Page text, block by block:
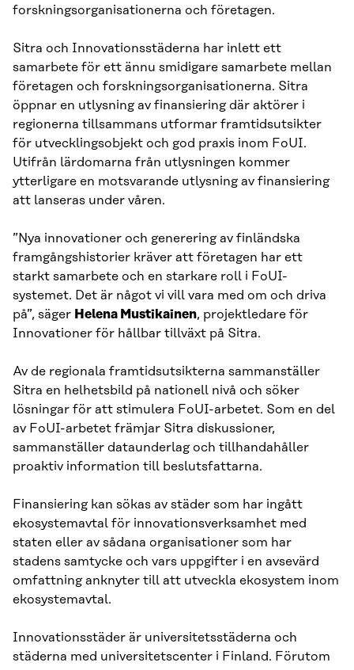
forskningsorganisationerna och företagen.
Sitra och Innovationsstäderna har inlett ett
samarbete för ett ännu smidigare samarbete mellan
företagen och forskningsorganisationerna. Sitra
öppnar en utlysning av finansiering där aktörer i
regionerna tillsammans utformar framtidsutsikter
för utvecklingsobjekt och god praxis inom FoUI.
Utifrån lärdomarna från utlysningen kommer
ytterligare en motsvarande utlysning av finansiering
att lanseras under våren.
”Nya innovationer och generering av finländska
framgångshistorier kräver att företagen har ett
starkt samarbete och en starkare roll i FoUI-
systemet. Det är något vi vill vara med om och driva
på”, säger Helena Mustikainen, projektledare för
Innovationer för hållbar tillväxt på Sitra.
Av de regionala framtidsutsikterna sammanställer
Sitra en helhetsbild på nationell nivå och söker
lösningar för att stimulera FoUI-arbetet. Som en del
av FoUI-arbetet främjar Sitra diskussioner,
sammanställer dataunderlag och tillhandahåller
proaktiv information till beslutsfattarna.
Finansiering kan sökas av städer som har ingått
ekosystemavtal för innovationsverksamhet med
staten eller av sådana organisationer som har
stadens samtycke och vars uppgifter i en avsevärd
omfattning anknyter till att utveckla ekosystem inom
ekosystemavtal.
Innovationsstäder är universitetsstäderna och
städerna med universitetscenter i Finland. Förutom